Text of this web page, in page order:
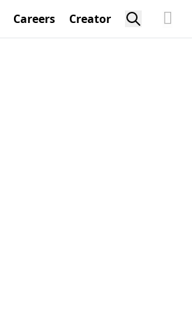
Careers Creator